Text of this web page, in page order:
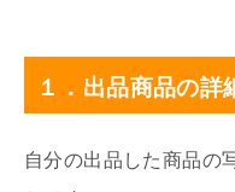
１．出品商品の詳
自分の出品した商品の